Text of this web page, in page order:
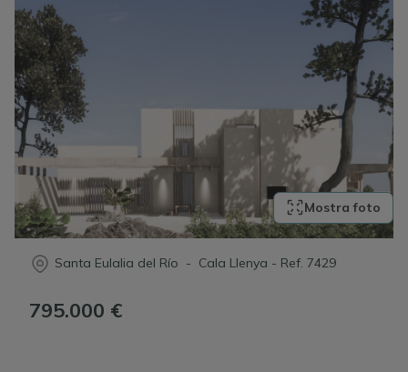
Mostra foto
Santa Eulalia del Río - Cala Llenya - Ref. 7429
795.000 €